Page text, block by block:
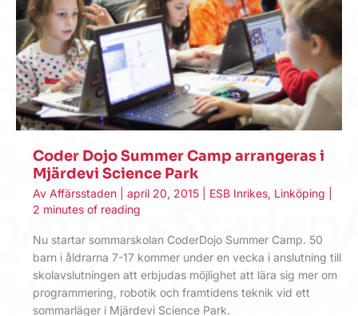
Coder Dojo Summer Camp arrangeras i
Mjärdevi Science Park
Av Affärsstaden april 20, 2015 ESB Inrikes, Linköping
2 minutes of reading
Nu startar sommarskolan CoderDojo Summer Camp. 50
barn i åldrarna 7-17 kommer under en vecka i anslutning till
skolavslutningen att erbjudas möjlighet att lära sig mer om
programmering, robotik och framtidens teknik vid ett
sommarläger i Mjärdevi Science Park.